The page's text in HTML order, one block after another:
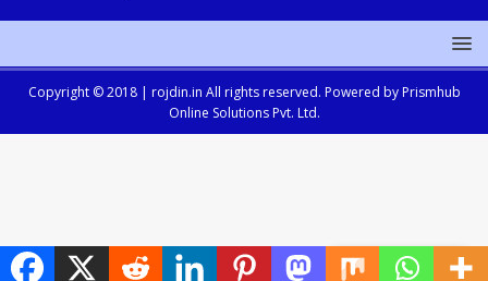
Copyright © 2018 | rojdin.in All rights reserved. Powered by Prismhub
Online Solutions Pvt. Ltd.
Translate »